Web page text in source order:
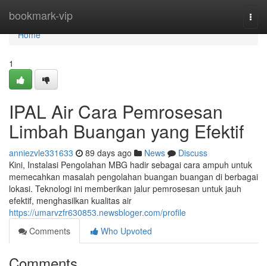
bookmark-vip
Home
Home
1
IPAL Air Cara Pemrosesan
Limbah Buangan yang Efektif
anniezvle331633 89 days ago News
Discuss
Kini, Instalasi Pengolahan MBG hadir sebagai cara ampuh untuk
memecahkan masalah pengolahan buangan buangan di berbagai
lokasi. Teknologi ini memberikan jalur pemrosesan untuk jauh
efektif, menghasilkan kualitas air
https://umarvzfr630853.newsbloger.com/profile
Comments
Who Upvoted